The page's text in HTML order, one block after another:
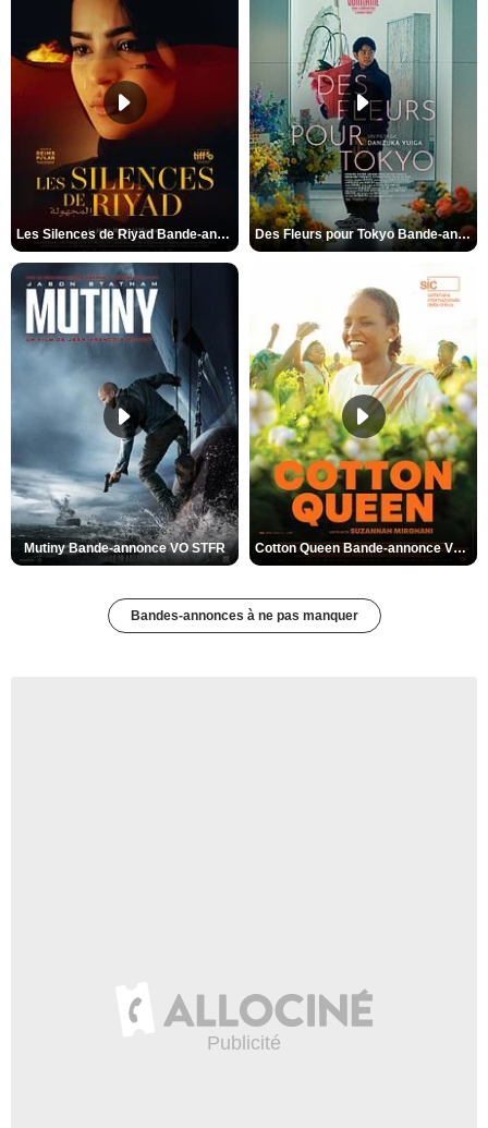
Les Silences de Riyad Bande-annonce VO STFR Des Fleurs pour Tokyo Bande-annonce VO STFR
Mutiny Bande-annonce VO STFR Cotton Queen Bande-annonce VO STFR
Bandes-annonces à ne pas manquer